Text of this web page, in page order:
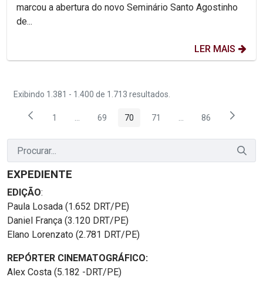
marcou a abertura do novo Seminário Santo Agostinho
de...
LER MAIS
Exibindo 1.381 - 1.400 de 1.713 resultados.
Página
1 ...Páginas intermediárias Usar ABA para navegar.
Página
69 Página
70 Página
71 ...PáginasPágina
86
EXPEDIENTE
EDIÇÃO:
Paula Losada (1.652 DRT/PE)
Daniel França (3.120 DRT/PE)
Elano Lorenzato (2.781 DRT/PE)
REPÓRTER CINEMATOGRÁFICO:
Alex Costa (5.182 -DRT/PE)